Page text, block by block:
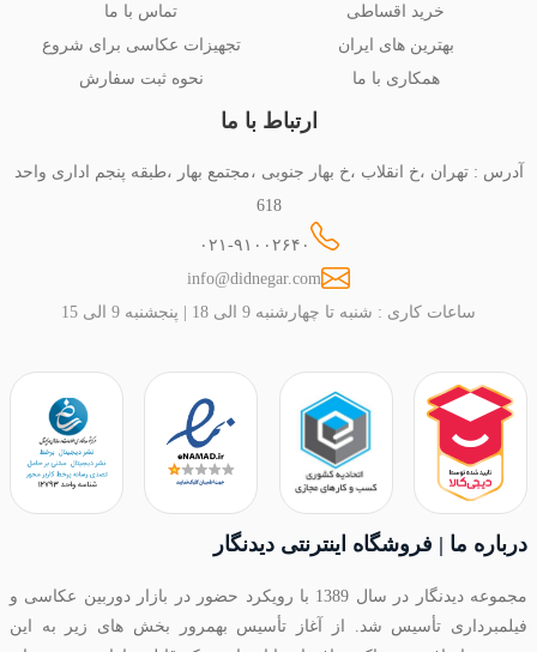
خرید اقساطی
بهترین های ایران
همکاری با ما
تماس با ما
تجهیزات عکاسی برای شروع
نحوه ثبت سفارش
ارتباط با ما
آدرس : تهران ،خ انقلاب ،خ بهار جنوبی ،مجتمع بهار ،طبقه پنجم اداری واحد
618
۰۲۱-۹۱۰۰۲۶۴۰
info@didnegar.com
ساعات کاری : شنبه تا چهارشنبه 9 الی 18 | پنجشنبه 9 الی 15
درباره ما | فروشگاه اینترنتی دیدنگار
مجموعه دیدنگار در سال 1389 با رویکرد حضور در بازار دوربین عکاسی و
فیلمبرداری تأسیس شد. از آغاز تأسیس بهمرور بخش های زیر به این